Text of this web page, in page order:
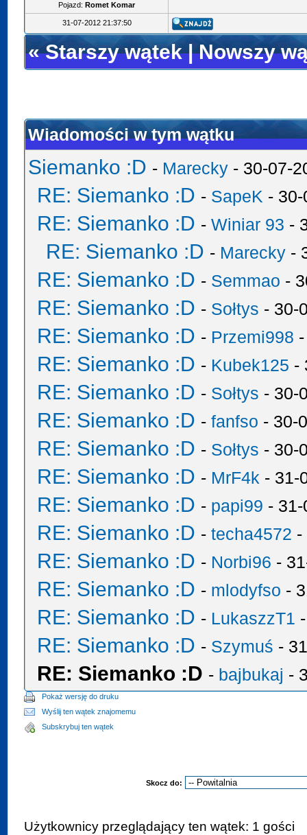
Pojazd: Romet Komar
31-07-2012 21:37:50
«Starszy wątek|Nowszy
Wiadomości w tym wątku
Siemanko :D - Marecky - 30-07-
RE: Siemanko :D - SapeK -
RE: Siemanko :D -Winiar 93 -
RE: Siemanko :D - Marecky -
RE: Siemanko :D - Semmao -
RE: Siemanko :D - Sołtys - 30-
RE: Siemanko :D - Przemi998
RE: Siemanko :D - Kubek125 -
RE: Siemanko :D - Sołtys - 30-
RE: Siemanko :D -fanfso - 30-
RE: Siemanko :D - Sołtys - 30-
RE: Siemanko :D - MrF4k - 31-
RE: Siemanko :D - papi99 -
RE: Siemanko :D -techa4572 -
RE: Siemanko :D - Norbi96 -
RE: Siemanko :D - mlodyfso -
RE: Siemanko :D - LukaszzT1
RE: Siemanko :D - Szymuś -
RE: Siemanko :D - bajbukaj -
Pokaż wersję do druku
Wyślij ten wątek znajomemu
Subskrybuj ten wątek
Skocz do:
Użytkownicy przeglądający ten wątek: 1 gości